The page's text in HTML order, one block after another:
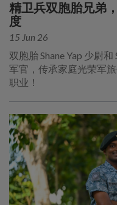
精卫兵双胞胎兄弟
度
15 Jun 26
双胞胎 Shane Yap 少尉
军官，传承家庭光荣军
职业！